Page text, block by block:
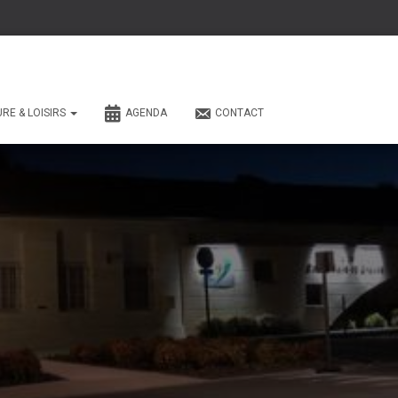
& LOISIRS AGENDA CONTACT